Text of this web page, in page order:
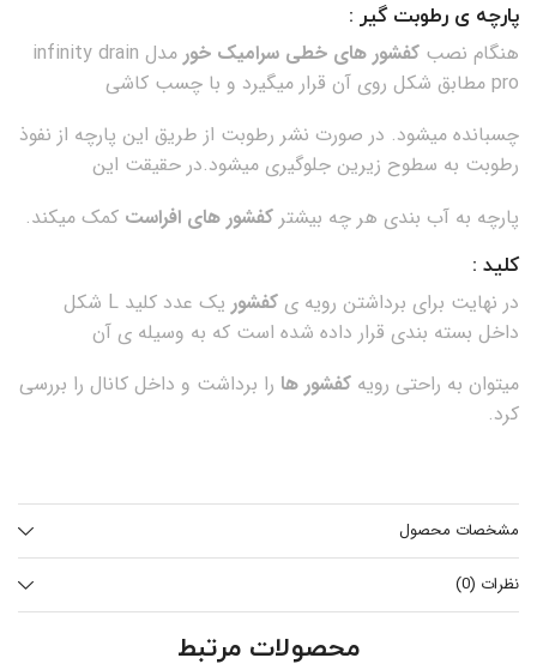
پارچه ی رطوبت گیر :
هنگام نصب کفشور های خطی سرامیک خور
مدل infinity drain
pro مطابق شکل روی آن قرار میگیرد و با چسب کاشی
چسبانده میشود. در صورت نشر رطوبت از طریق این پارچه از نفوذ
رطوبت به سطوح زیرین جلوگیری میشود.در حقیقت این
پارچه به آب بندی هر چه بیشتر کفشور های افراست کمک میکند.
کلید :
در نهایت برای برداشتن رویه ی کفشور
یک عدد کلید L شکل
داخل بسته بندی قرار داده شده است که به وسیله ی آن
میتوان به راحتی رویه کفشور ها را برداشت و داخل کانال را بررسی
کرد.
مشخصات محصول
نظرات (0)
محصولات مرتبط